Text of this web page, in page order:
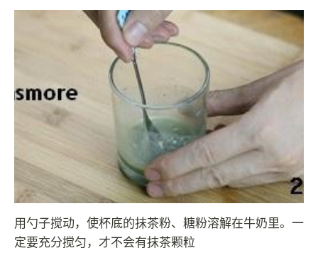
用勺子搅动，使杯底的抹茶粉、糖粉溶解在牛奶里。一
定要充分搅匀，才不会有抹茶颗粒